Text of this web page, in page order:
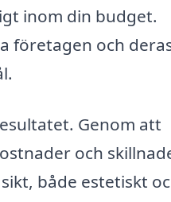
inom din budget.
företagen och
Genom att
och
både estetiskt